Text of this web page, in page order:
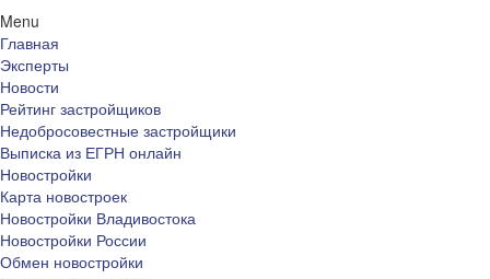
Menu
Главная
Эксперты
Новости
Рейтинг застройщиков
Недобросовестные застройщики
Выписка из ЕГРН онлайн
Новостройки
Карта новостроек
Новостройки Владивостока
Новостройки России
Обмен новостройки